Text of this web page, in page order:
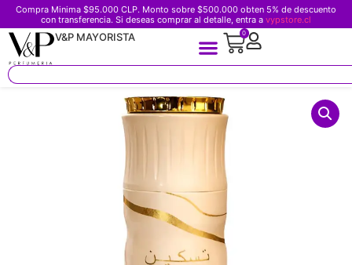
Compra Minima $95.000 CLP. Monto sobre $500.000 obten 5% de descuento
con transferencia. Si deseas comprar al detalle, entra a vypstore.cl
V&P MAYORISTA 0